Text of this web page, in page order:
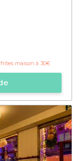
maison à 30€